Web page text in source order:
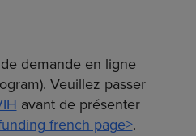
demande en ligne
Veuillez passer
avant de présenter
french page>.